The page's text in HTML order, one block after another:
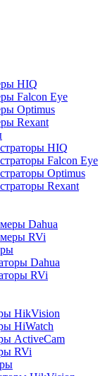
HIQ
Falcon Eye
Optimus
Rexant
HIQ
Falcon Eye
Optimus
Rexant
Dahua
RVi
Dahua
RVi
HikVision
HiWatch
ActiveCam
RVi